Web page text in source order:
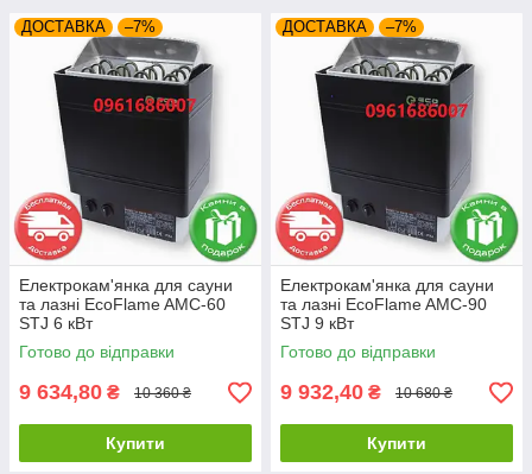
ДОСТАВКА –7%
Електрокам'янка для сауни
та лазні EcoFlame AMC-60
STJ 6 кВт
Готово до відправки
9 634,80 ₴ 10 360 ₴
Купити
ДОСТАВКА –7%
Електрокам'янка для сауни
та лазні EcoFlame AMC-90
STJ 9 кВт
Готово до відправки
9 932,40 ₴ 10 680 ₴
Купити